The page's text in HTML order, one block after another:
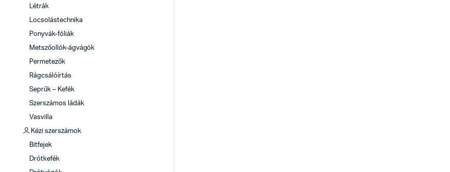
Létrák
Locsolástechnika
Ponyvák-fóliák
Metszőollók-ágvágók
Permetezők
Rágcsálóírtás
Seprűk – Kefék
Szerszámos ládák
Vasvilla
Kézi szerszámok
Bitfejek
Drótkefék